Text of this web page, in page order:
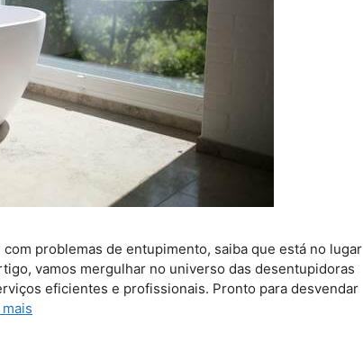
problemas de entupimento, saiba que está no lugar
vamos mergulhar no universo das desentupidoras
eficientes e profissionais. Pronto para desvendar